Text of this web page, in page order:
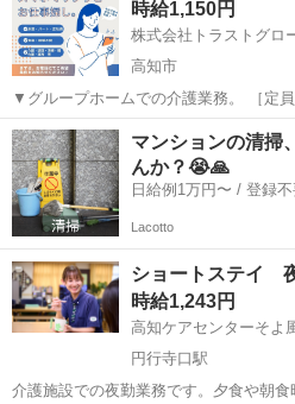
イサービスで生活相談員として...
時給1,150円
株式会社トラストグ
高知市
▼グループホームでの介護業務。 ［定
▼生活援助、身体介助、健康管理、レ
貸与あり。 【必須資格・条件】 ◇不問 ※お仕事No.CS-5711A ご応募
時に上記...
高知 高知市
マンションの清掃
んか？😭🙏
日給例1万
Lacotto
ショートステイ
時給1,243円
高知ケアセンターそよ
円行寺口駅
介護施設での夜勤業務です。夕食や朝